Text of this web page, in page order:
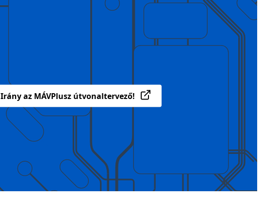
Irány az MÁVPlusz útvonaltervező!